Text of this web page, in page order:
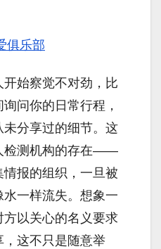
俱乐部
始察觉不对劲，比
问你的日常行程，
分享过的细节。这
检测机构的存在——
报的组织，一旦被
一样流失。想象一
以关心的名义要求
这不只是随意举